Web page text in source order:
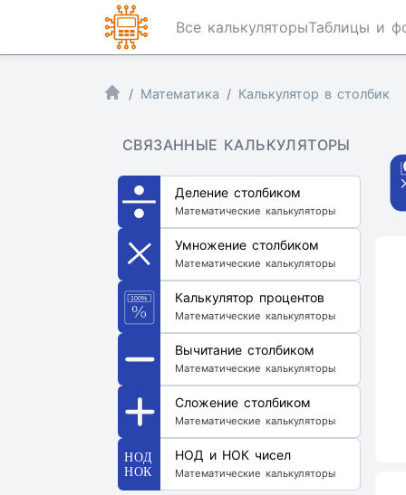
Все калькуляторыТаблицы и
Математика Калькулятор в столбик
СВЯЗАННЫЕ КАЛЬКУЛЯТОРЫ
Деление столбиком
Математические калькуляторы
Умножение столбиком
Математические калькуляторы
Калькулятор процентов
Математические калькуляторы
Вычитание столбиком
Математические калькуляторы
Сложение столбиком
Математические калькуляторы
НОД и НОК чисел
Математические калькуляторы